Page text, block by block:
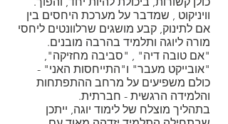
וויניקוט , שמדבר על מערכת היחסים בין
אם לתינוק, קבע מושגים שרלוונטים ליחסי
מורה ליוגה ותלמיד בהרבה מובנים.
"אם טובה דיה" , "סביבה מחזיקה",
"אובייקט מעבר" ו"התייחסות האני" -
כולם משפיעים על מרחב ההתפתחות
והלמידה הרגשית - חברתית.
בתהליך מוצלח של לימוד יוגה, ייתכן